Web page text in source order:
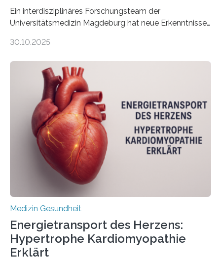
Ein interdisziplinäres Forschungsteam der
Universitätsmedizin Magdeburg hat neue Erkenntnisse
behandelt werden kann. In ihrer aktuellen Studie,
Oncology, zeigen die Forschenden, dass Mini-Tumore
aus Gewebe von Patientinnen und Patienten –
sogenannte Organoide – genutzt werden können, um
vorab zu prüfen, welche Medikamente am besten
wirken. Dabei wurde ein Eiweiß identifiziert, das künftig
als Biomarker für die Wahl der passenden Therapie
dienen könnte. Darmkrebs zählt weltweit zu den
häufigsten Krebsarten und stellt…
30.10.2025
Medizin Gesundheit
Energietransport des Herzens:
Hypertrophe Kardiomyopathie
Erklärt